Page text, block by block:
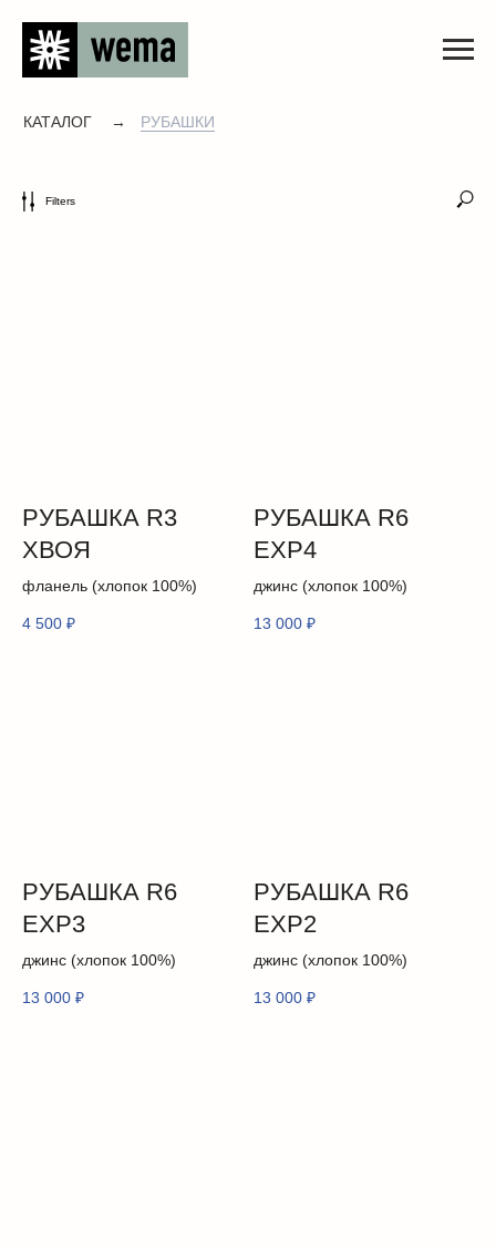
КАТАЛОГ РУБАШКИ
→
Filters
РУБАШКА R3
ХВОЯ
фланель (хлопок 100%)
4 500 ₽
РУБАШКА R6
EXP4
джинс (хлопок 100%)
13 000 ₽
РУБАШКА R6
EXP3
джинс (хлопок 100%)
13 000 ₽
РУБАШКА R6
EXP2
джинс (хлопок 100%)
13 000 ₽